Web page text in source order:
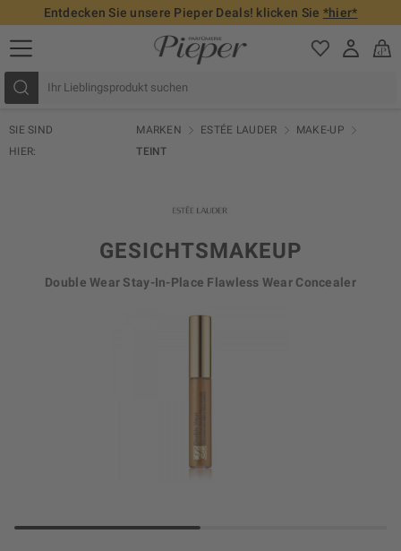
Entdecken Sie unsere Pieper Deals! klicken Sie *hier*
SIE SIND
HIER:
MARKEN ESTÉE LAUDER
MAKE-UP
TEINT
GESICHTSMAKEUP
Double Wear Stay-In-Place Flawless Wear Concealer